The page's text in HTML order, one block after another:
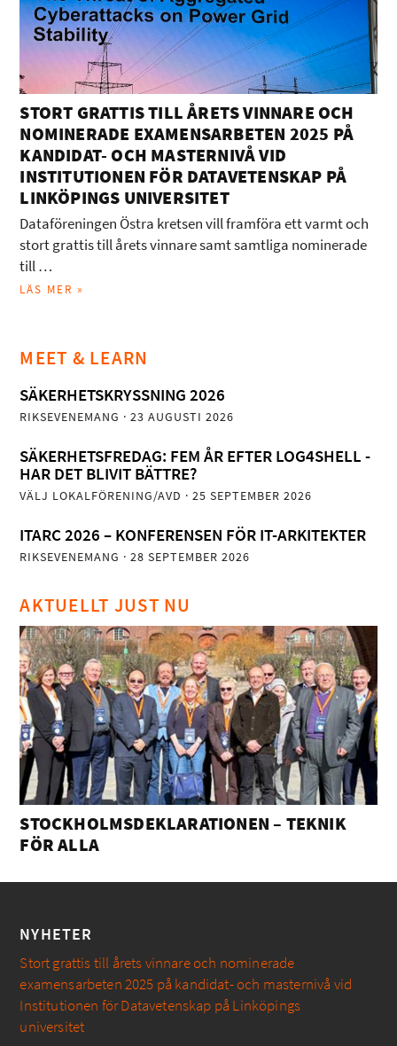
STORT GRATTIS TILL ÅRETS VINNARE OCH
NOMINERADE EXAMENSARBETEN 2025 PÅ
KANDIDAT- OCH MASTERNIVÅ VID
INSTITUTIONEN FÖR DATAVETENSKAP PÅ
LINKÖPINGS UNIVERSITET
Dataföreningen Östra kretsen vill framföra ett varmt och
stort grattis till årets vinnare samt samtliga nominerade
till …
LÄS MER »
MEET & LEARN
SÄKERHETSKRYSSNING 2026
RIKSEVENEMANG · 23 AUGUSTI 2026
SÄKERHETSFREDAG: FEM ÅR EFTER LOG4SHELL -
HAR DET BLIVIT BÄTTRE?
VÄLJ LOKALFÖRENING/AVD · 25 SEPTEMBER 2026
ITARC 2026 – KONFERENSEN FÖR IT-ARKITEKTER
RIKSEVENEMANG · 28 SEPTEMBER 2026
AKTUELLT JUST NU
STOCKHOLMSDEKLARATIONEN – TEKNIK
FÖR ALLA
NYHETER
Stort grattis till årets vinnare och nominerade
examensarbeten 2025 på kandidat- och masternivå vid
Institutionen för Datavetenskap på Linköpings
universitet